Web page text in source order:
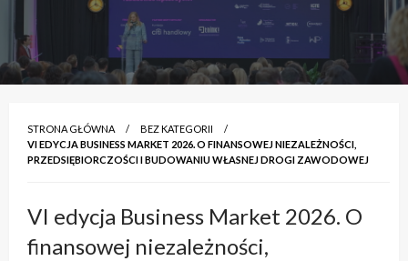
STRONA GŁÓWNA
BEZ KATEGORII
VI EDYCJA BUSINESS MARKET 2026. O FINANSOWEJ NIEZALEŻNOŚCI,
PRZEDSIĘBIORCZOŚCI I BUDOWANIU WŁASNEJ DROGI ZAWODOWEJ
VI edycja Business Market 2026. O
finansowej niezależności,